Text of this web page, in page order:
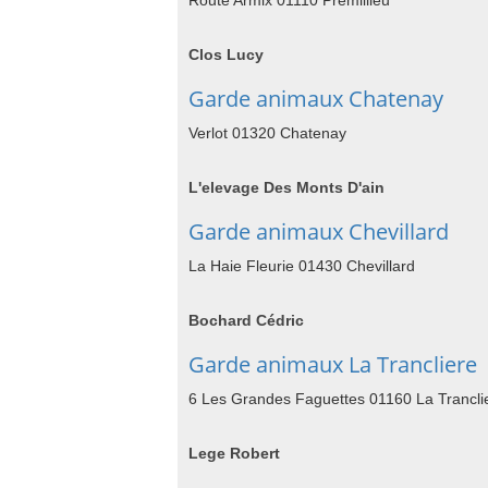
Clos Lucy
Garde animaux Chatenay
Verlot 01320 Chatenay
L'elevage Des Monts D'ain
Garde animaux Chevillard
La Haie Fleurie 01430 Chevillard
Bochard Cédric
Garde animaux La Trancliere
6 Les Grandes Faguettes 01160 La
Lege Robert